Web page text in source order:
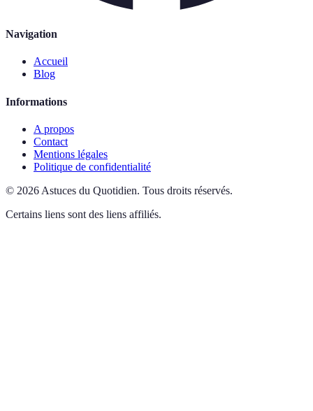
Navigation
Accueil
Blog
Informations
A propos
Contact
Mentions légales
Politique de confidentialité
© 2026 Astuces du Quotidien. Tous droits réservés.
Certains liens sont des liens affiliés.